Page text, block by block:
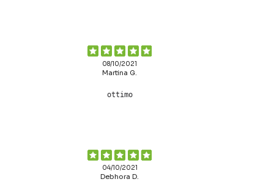
08/10/2021
Martina G.
ottimo
04/10/2021
Debhora D.